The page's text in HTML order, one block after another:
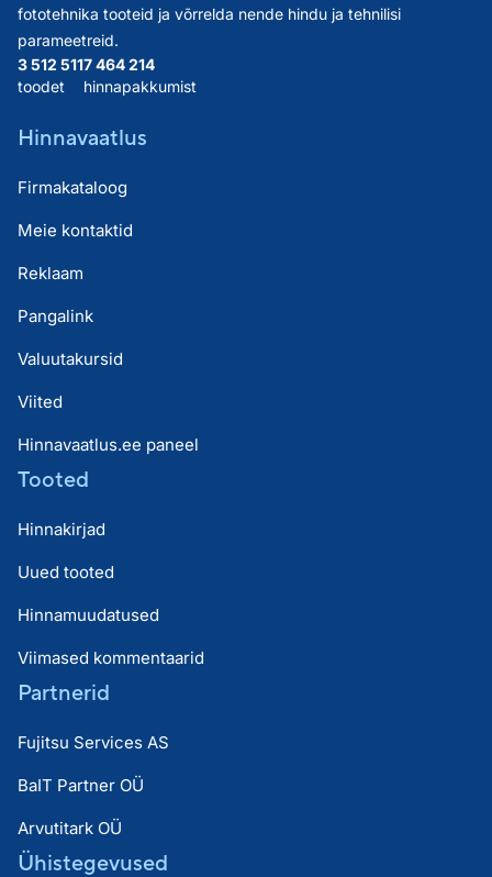
fototehnika tooteid ja võrrelda nende hindu ja tehnilisi
parameetreid.
3 512 511
toodet
7 464 214
hinnapakkumist
Hinnavaatlus
Firmakataloog
Meie kontaktid
Reklaam
Pangalink
Valuutakursid
Viited
Hinnavaatlus.ee paneel
Tooted
Hinnakirjad
Uued tooted
Hinnamuudatused
Viimased kommentaarid
Partnerid
Fujitsu Services AS
BaIT Partner OÜ
Arvutitark OÜ
Ühistegevused